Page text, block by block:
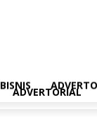
ADVERTORIAL
BISNIS